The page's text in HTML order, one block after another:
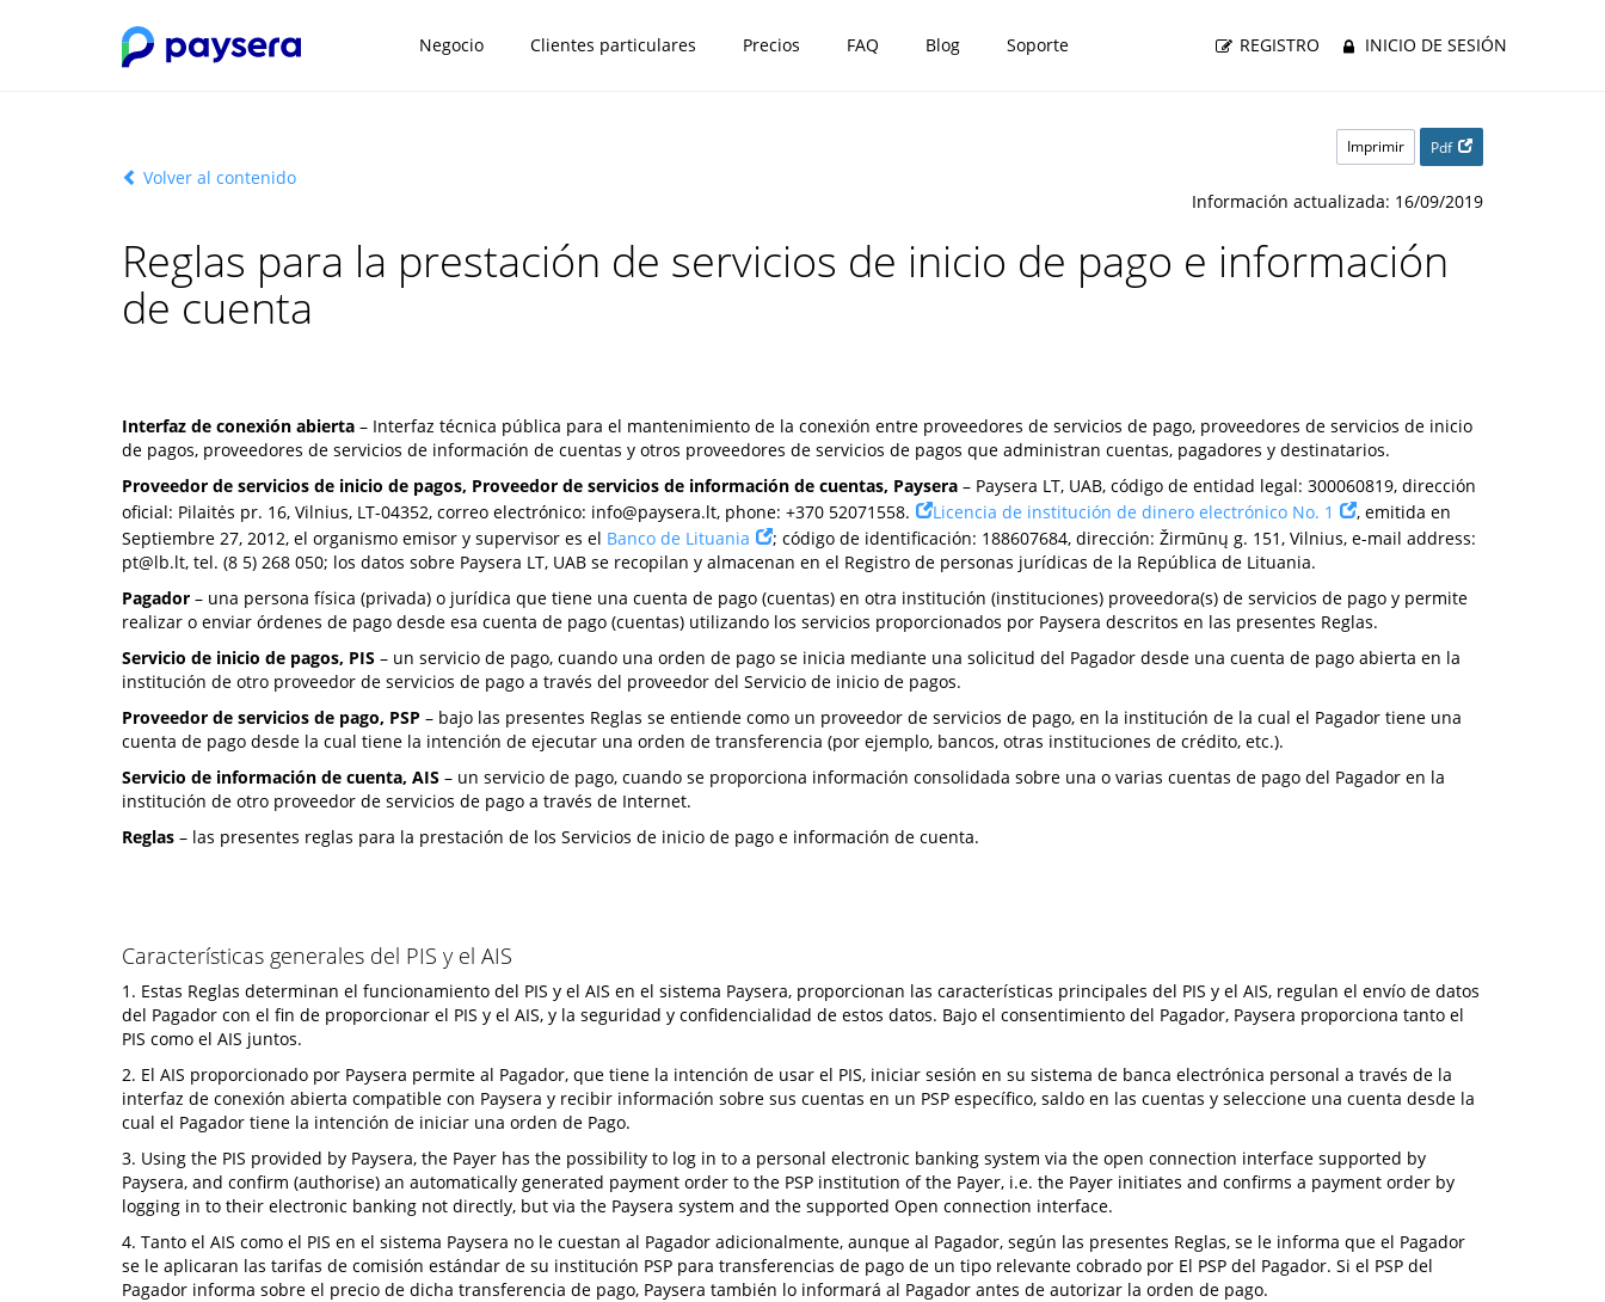
Negocio Clientes particulares Precios FAQ Blog Soporte REGISTRO INICIO DE SESIÓN
Imprimir Pdf
Volver al contenido
Información actualizada: 16/09/2019
Reglas para la prestación de servicios de inicio de pago e información
de cuenta
Interfaz de conexión abierta – Interfaz técnica pública para el mantenimiento de la conexión entre proveedores de servicios de pago, proveedores de servicios de inicio
de pagos, proveedores de servicios de información de cuentas y otros proveedores de servicios de pagos que administran cuentas, pagadores y destinatarios.
Proveedor de servicios de inicio de pagos, Proveedor de servicios de información de cuentas, Paysera – Paysera LT, UAB, código de entidad legal: 300060819, dirección
oficial: Pilaitės pr. 16, Vilnius, LT-04352, correo electrónico: info@paysera.lt, phone: +370 52071558. Licencia de institución de dinero electrónico No. 1
, emitida en
Septiembre 27, 2012, el organismo emisor y supervisor es el Banco de Lituania
; código de identificación: 188607684, dirección: Žirmūnų g. 151, Vilnius, e-mail address:
pt@lb.lt, tel. (8 5) 268 050; los datos sobre Paysera LT, UAB se recopilan y almacenan en el Registro de personas jurídicas de la República de Lituania.
Pagador – una persona física (privada) o jurídica que tiene una cuenta de pago (cuentas) en otra institución (instituciones) proveedora(s) de servicios de pago y permite
realizar o enviar órdenes de pago desde esa cuenta de pago (cuentas) utilizando los servicios proporcionados por Paysera descritos en las presentes Reglas.
Servicio de inicio de pagos, PIS – un servicio de pago, cuando una orden de pago se inicia mediante una solicitud del Pagador desde una cuenta de pago abierta en la
institución de otro proveedor de servicios de pago a través del proveedor del Servicio de inicio de pagos.
Proveedor de servicios de pago, PSP – bajo las presentes Reglas se entiende como un proveedor de servicios de pago, en la institución de la cual el Pagador tiene una
cuenta de pago desde la cual tiene la intención de ejecutar una orden de transferencia (por ejemplo, bancos, otras instituciones de crédito, etc.).
Servicio de información de cuenta, AIS – un servicio de pago, cuando se proporciona información consolidada sobre una o varias cuentas de pago del Pagador en la
institución de otro proveedor de servicios de pago a través de Internet.
Reglas – las presentes reglas para la prestación de los Servicios de inicio de pago e información de cuenta.
Características generales del PIS y el AIS
1. Estas Reglas determinan el funcionamiento del PIS y el AIS en el sistema Paysera, proporcionan las características principales del PIS y el AIS, regulan el envío de datos
del Pagador con el fin de proporcionar el PIS y el AIS, y la seguridad y confidencialidad de estos datos. Bajo el consentimiento del Pagador, Paysera proporciona tanto el
PIS como el AIS juntos.
2. El AIS proporcionado por Paysera permite al Pagador, que tiene la intención de usar el PIS, iniciar sesión en su sistema de banca electrónica personal a través de la
interfaz de conexión abierta compatible con Paysera y recibir información sobre sus cuentas en un PSP específico, saldo en las cuentas y seleccione una cuenta desde la
cual el Pagador tiene la intención de iniciar una orden de Pago.
3. Using the PIS provided by Paysera, the Payer has the possibility to log in to a personal electronic banking system via the open connection interface supported by
Paysera, and confirm (authorise) an automatically generated payment order to the PSP institution of the Payer, i.e. the Payer initiates and confirms a payment order by
logging in to their electronic banking not directly, but via the Paysera system and the supported Open connection interface.
4. Tanto el AIS como el PIS en el sistema Paysera no le cuestan al Pagador adicionalmente, aunque al Pagador, según las presentes Reglas, se le informa que el Pagador
se le aplicaran las tarifas de comisión estándar de su institución PSP para transferencias de pago de un tipo relevante cobrado por El PSP del Pagador. Si el PSP del
Pagador informa sobre el precio de dicha transferencia de pago, Paysera también lo informará al Pagador antes de autorizar la orden de pago.